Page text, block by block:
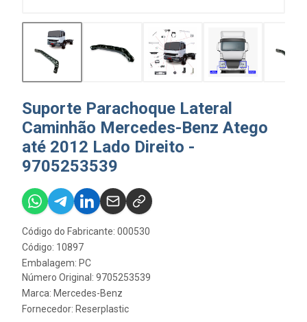
Suporte Parachoque Lateral
Caminhão Mercedes-Benz Atego
até 2012 Lado Direito -
9705253539
Código do Fabricante: 000530
Código: 10897
Embalagem: PC
Número Original: 9705253539
Marca: Mercedes-Benz
Fornecedor: Reserplastic